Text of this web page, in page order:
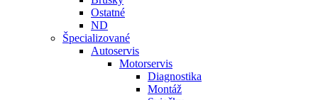
Ostatné
ND
Špecializované
Autoservis
Motorservis
Diagnostika
Montáž